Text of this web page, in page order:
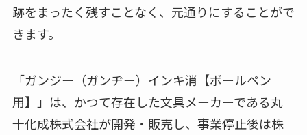
跡をまったく残すことなく、元通りにすることがで
きます。
「ガンジー（ガンヂー）インキ消【ボールペン
用】」は、かつて存在した文具メーカーである丸
十化成株式会社が開発・販売し、事業停止後は株